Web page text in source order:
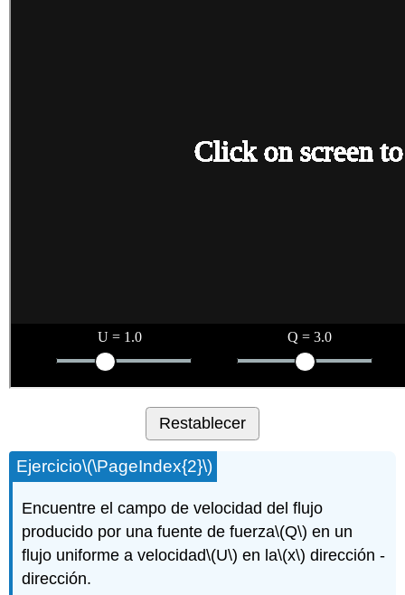
Restablecer
Ejercicio\(\PageIndex{2}\)
Encuentre el campo de velocidad del flujo
producido por una fuente de fuerza\(Q\) en un
flujo uniforme a velocidad\(U\) en la\(x\) dirección -
dirección.